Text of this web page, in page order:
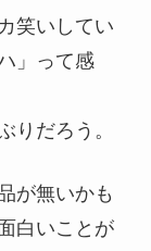
笑いしてい
」って感
りだろう。
が無いかも
白いことが